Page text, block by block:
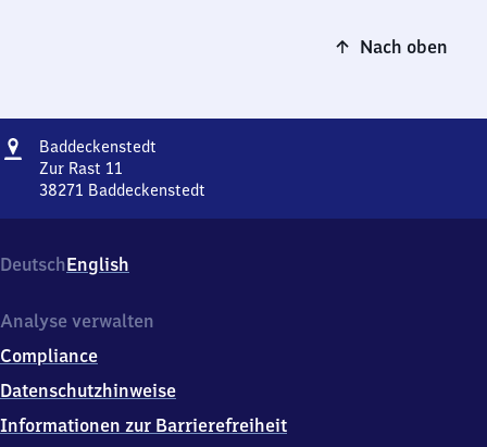
Nach oben
Adresse
Baddeckenstedt
Zur Rast 11
38271 Baddeckenstedt
Rast
11,
8
7
1
DeutschEnglish
Analyse verwalten
Compliance
Datenschutzhinweise
Informationen zur Barrierefreiheit